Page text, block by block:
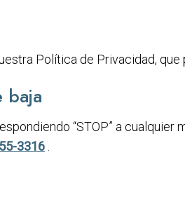
Política de Privacidad,
baja
“STOP” a
3316